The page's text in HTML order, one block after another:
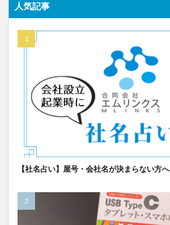
人気記事
【社名占い】屋号・会社名が決まらない方へ